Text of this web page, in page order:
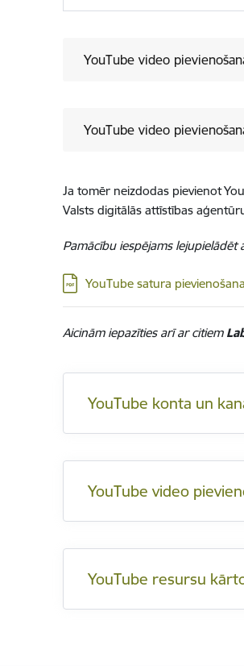
YouTube video
YouTube video
Ja tomēr neizdodas pievienot
Valsts digitālās attīstības
Pamācību iespējams lejupielādēt
Lejupielādēt:
YouTube satura
Aicinām iepazīties arī ar citiem
YouTube konta un
YouTube video
YouTube resursu